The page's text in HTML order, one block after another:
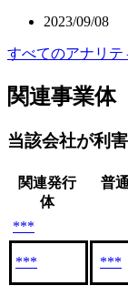
2023/09/08
すべてのアナリテ
関連事業体
当該会社が利
関連発行
体
普
***
*** ***